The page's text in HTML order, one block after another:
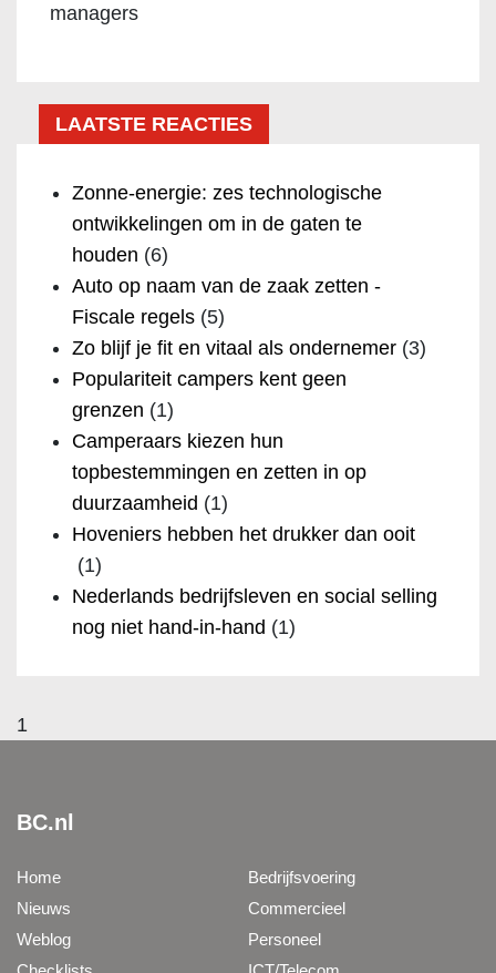
managers
LAATSTE REACTIES
Zonne-energie: zes technologische
ontwikkelingen om in de gaten te
houden (6)
Auto op naam van de zaak zetten -
Fiscale regels (5)
Zo blijf je fit en vitaal als ondernemer (3)
Populariteit campers kent geen
grenzen (1)
Camperaars kiezen hun
topbestemmingen en zetten in op
duurzaamheid (1)
Hoveniers hebben het drukker dan ooit
(1)
Nederlands bedrijfsleven en social selling
nog niet hand-in-hand (1)
1
BC.nl
Home
Nieuws
Weblog
Bedrijfsvoering
Commercieel
Personeel